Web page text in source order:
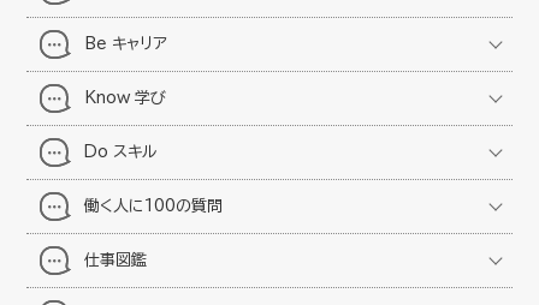
Be キャリア
Know 学び
Do スキル
働く人に100の質問
仕事図鑑